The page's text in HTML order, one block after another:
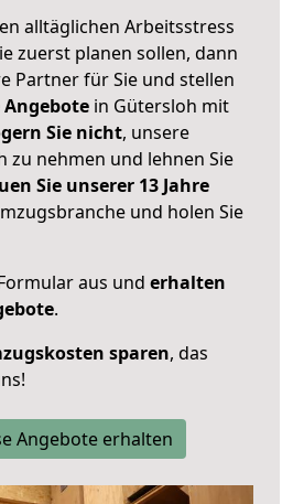
alltäglichen Arbeitsstress
zuerst planen sollen, dann
Partner für Sie und stellen
in Gütersloh mit
Sie nicht, unsere
zu nehmen und lehnen Sie
Sie unserer 13 Jahre
und holen Sie
aus und erhalten
.
sparen, das
Angebote erhalten